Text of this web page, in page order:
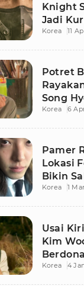
Knight
Jadi
Korea 11
Potret
Song
Korea 6
Pamer
Lokasi
Bikin
Korea 1
Usai
Kim
Korea 4